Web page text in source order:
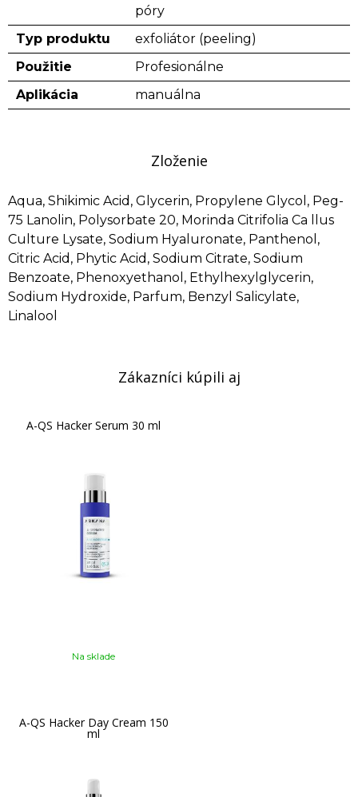
póry
Typ produktu
exfoliátor (peeling)
Použitie
Profesionálne
Aplikácia
manuálna
Zloženie
Aqua, Shikimic Acid, Glycerin, Propylene Glycol, Peg-
75 Lanolin, Polysorbate 20, Morinda Citrifolia Ca llus
Culture Lysate, Sodium Hyaluronate, Panthenol,
Citric Acid, Phytic Acid, Sodium Citrate, Sodium
Benzoate, Phenoxyethanol, Ethylhexylglycerin,
Sodium Hydroxide, Parfum, Benzyl Salicylate,
Linalool
Zákazníci kúpili aj
A-QS Hacker Serum 30 ml
Na sklade
A-QS Hacker Day Cream 150
ml